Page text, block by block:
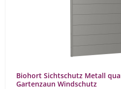
Biohort Sichtschutz Metall
Gartenzaun Windschutz